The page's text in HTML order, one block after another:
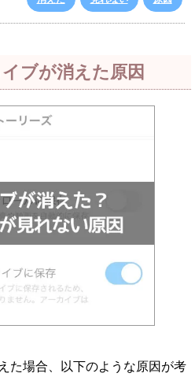
ブが消えた原因
た場合、以下のような原因が考